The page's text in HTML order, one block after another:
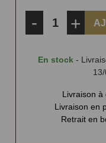
-
+
En stock -
Livraison à
Livraison en
Retrait en